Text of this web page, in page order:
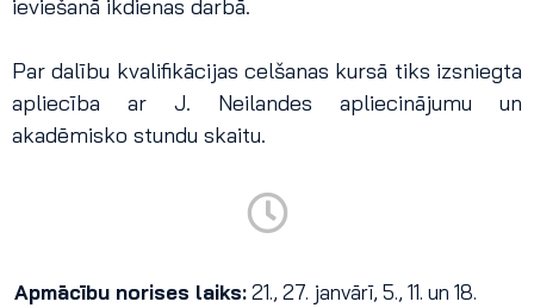
ieviešanā ikdienas darbā.
Par dalību kvalifikācijas celšanas kursā tiks izsniegta
apliecība ar J. Neilandes apliecinājumu un
akadēmisko stundu skaitu.
Apmācību norises laiks:21., 27. janvārī, 5., 11. un 18.